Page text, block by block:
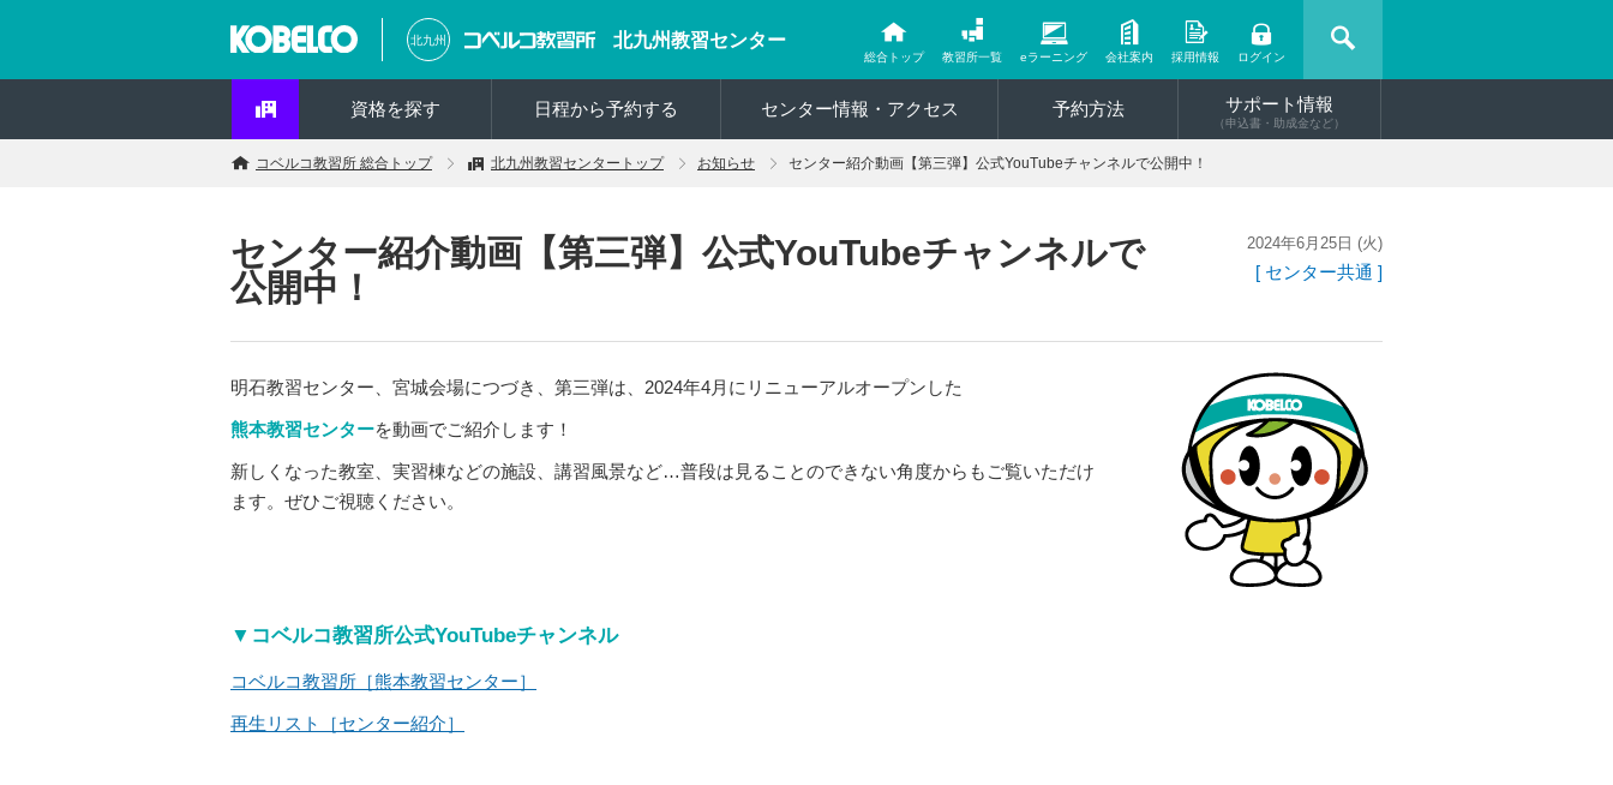
北九州 北九州教習センター
総合トップ 教習所一覧 eラーニング 会社案内 採用情報 ログイン
資格を探す 日程から予約する センター情報・アクセス 予約方法 サポート情報
（申込書・助成金など）
コベルコ教習所 総合トップ 北九州教習センタートップ お知らせ センター紹介動画【第三弾】公式YouTubeチャンネルで公開中！
センター紹介動画【第三弾】公式YouTubeチャンネルで
公開中！
2024年6月25日 (火)
[ センター共通 ]
明石教習センター、宮城会場につづき、第三弾は、2024年4月にリニューアルオープンした
熊本教習センターを動画でご紹介します！
新しくなった教室、実習棟などの施設、講習風景など…普段は見ることのできない角度からもご覧いただけ
ます。ぜひご視聴ください。
▼コベルコ教習所公式YouTubeチャンネル
コベルコ教習所［熊本教習センター］
再生リスト［センター紹介］